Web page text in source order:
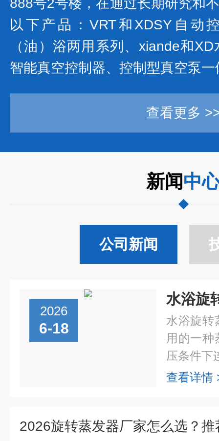
888号2号楼，在通过长期研究和
以下产品：VRT和XDSY自动
（油）浴两用系列、xiande和
智能真空控制器、控制型真空泵一
查看更多
新闻中
公司新闻
2026
6-18
水浴旋转
用的一种
压条件下
查看详情